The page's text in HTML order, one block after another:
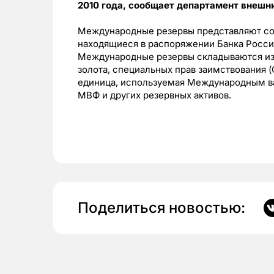
2010 года, сообщает департамент
Международные резервы представляют
находящиеся в распоряжении Банка
Международные резервы складываются
золота, специальных прав
единица, используемая Международным
МВФ и других резервных активов.
Поделиться новостью: